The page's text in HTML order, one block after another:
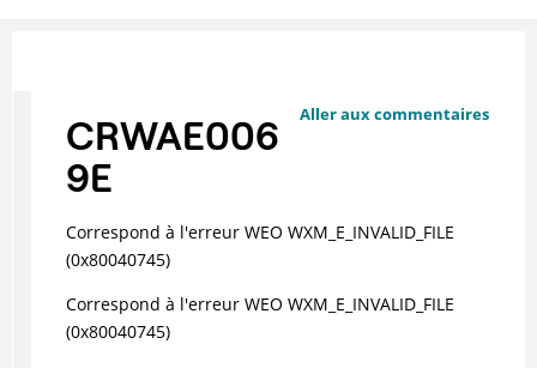
Aller aux commentaires
CRWAE006
9E
Correspond à l'erreur WEO WXM_E_INVALID_FILE
(0x80040745)
Correspond à l'erreur WEO WXM_E_INVALID_FILE
(0x80040745)